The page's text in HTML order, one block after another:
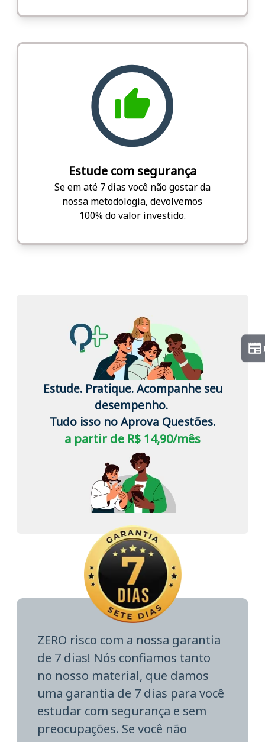
Estude com segurança
Se em até 7 dias você não gostar da
nossa metodologia, devolvemos
100% do valor investido.
Estude. Pratique. Acompanhe seu
desempenho.
Tudo isso no Aprova Questões.
a partir de R$ 14,90/mês
ZERO risco com a nossa garantia
de 7 dias! Nós confiamos tanto
no nosso material, que damos
uma garantia de 7 dias para você
estudar com segurança e sem
preocupações. Se você não